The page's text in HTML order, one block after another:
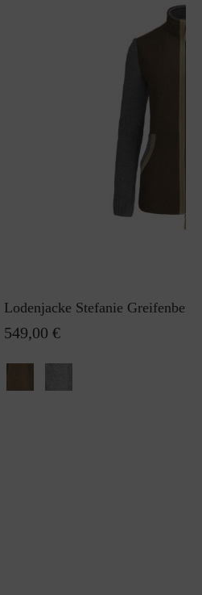
Lodenjacke Stefanie
549,00 €